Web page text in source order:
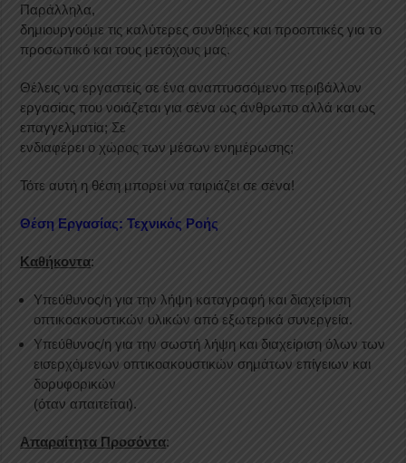
Παράλληλα,
δημιουργούμε τις καλύτερες συνθήκες και προοπτικές για το
προσωπικό και τους μετόχους μας.
Θέλεις να εργαστείς σε ένα αναπτυσσόμενο περιβάλλον
εργασίας που νοιάζεται για σένα ως άνθρωπο αλλά και ως
επαγγελματία; Σε
ενδιαφέρει ο χώρος των μέσων ενημέρωσης;
Τότε αυτή η θέση μπορεί να ταιριάζει σε σένα!
Θέση Εργασίας: Τεχνικός Ροής
Καθήκοντα:
Υπεύθυνος/η για την λήψη καταγραφή και διαχείριση
οπτικοακουστικών υλικών από εξωτερικά συνεργεία.
Υπεύθυνος/η για την σωστή λήψη και διαχείριση όλων των
εισερχόμενων οπτικοακουστικών σημάτων επίγειων και
δορυφορικών
(όταν απαιτείται).
Απαραίτητα Προσόντα: